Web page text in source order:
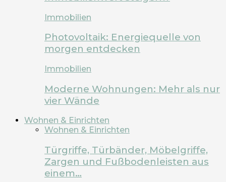
Immobilien
Photovoltaik: Energiequelle von
morgen entdecken
Immobilien
Moderne Wohnungen: Mehr als nur
vier Wände
Wohnen & Einrichten
Wohnen & Einrichten
Türgriffe, Türbänder, Möbelgriffe,
Zargen und Fußbodenleisten aus
einem…